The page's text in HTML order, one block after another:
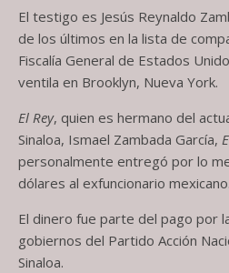
El testigo es Jesús Reynaldo
de los últimos en la lista de
Fiscalía General de Estados
ventila en Brooklyn, Nueva York.
El Rey, quien es hermano del
Sinaloa, Ismael Zambada García,
personalmente entregó por lo
dólares al exfuncionario mexicano.
El dinero fue parte del pago por
gobiernos del Partido Acción
Sinaloa.